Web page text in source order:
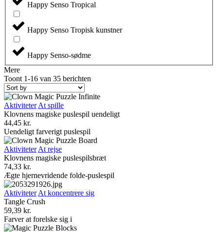
Happy Senso Tropical
Happy Senso Tropisk kunstner
Happy Senso-sødme
Mere
Toont 1-16 van 35 berichten
AktiviteterAt spille
Klovnens magiske puslespil uendeligt
44,45 kr.
Uendeligt farverigt puslespil
AktiviteterAt rejse
Klovnens magiske puslespilsbræt
74,33 kr.
Ægte hjernevridende folde-puslespil
AktiviteterAt koncentrere sig
Tangle Crush
59,39 kr.
Farver at forelske sig i